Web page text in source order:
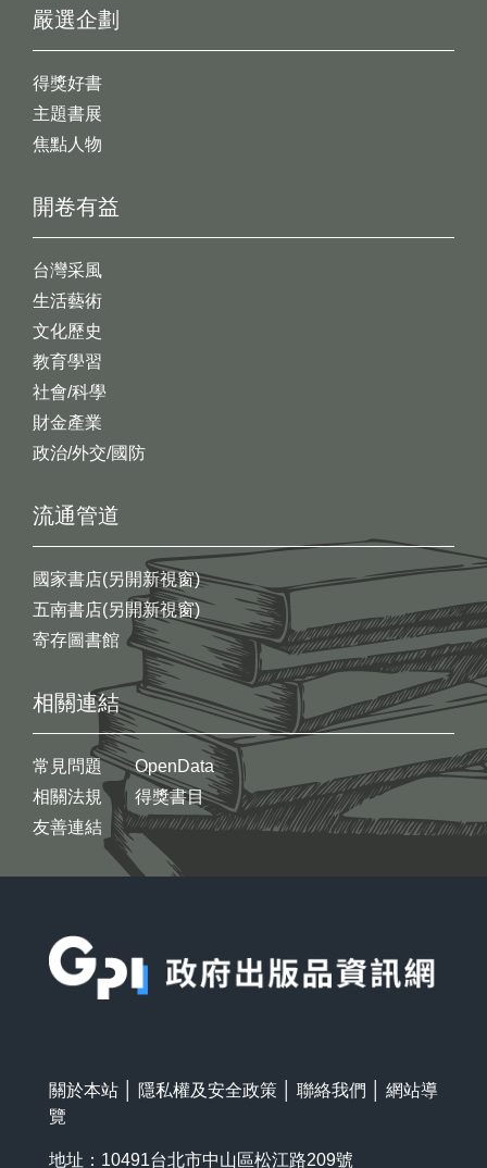
開卷有益
台灣采風
生活藝術
文化歷史
教育學習
社會/科學
財金產業
政治/外交/國防
嚴選企劃
得獎好書
主題書展
焦點人物
流通管道
國家書店(另開新視窗)
五南書店(另開新視窗)
寄存圖書館
相關連結
常見問題
相關法規
友善連結
OpenData
得獎書目
關於本站 隱私權及安全政策 聯絡我們
網站導
覽
地址：10491台北市中山區松江路209號